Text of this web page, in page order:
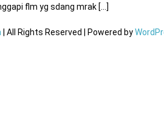
flm yg sdang mrak [...]
| All Rights Reserved | Powered by